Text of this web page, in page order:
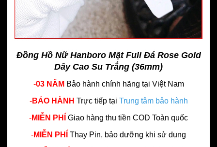
Đồng Hồ Nữ Hanboro Mặt Full Đá Rose Gold
Dây Cao Su Trắng (36mm)
-03 NĂM Bảo hành chính hãng tại Việt Nam
-BẢO HÀNH Trực tiếp tại Trung tâm bảo hành
-MIỄN PHÍ Giao hàng thu tiền COD Toàn quốc
-MIỄN PHÍ Thay Pin, bảo dưỡng khi sử dụng